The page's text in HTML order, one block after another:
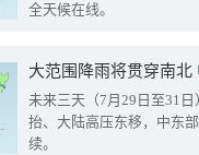
全天候在线。
大范围降雨将贯穿南
未来三天（7月29日至31
抬、大陆高压东移，中东
续。